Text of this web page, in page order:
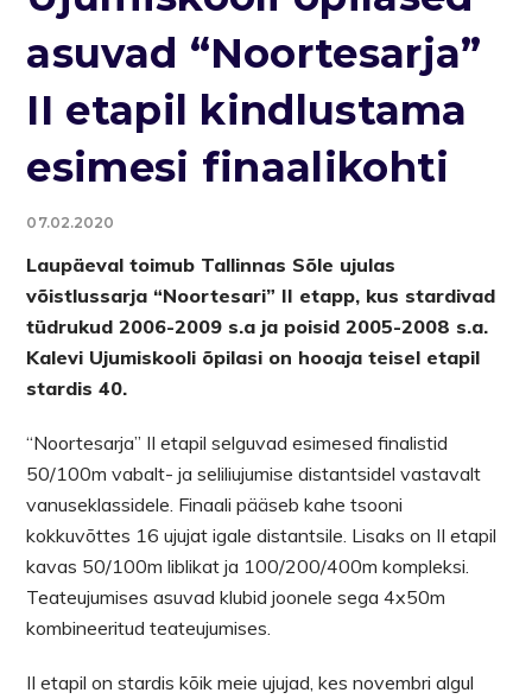
asuvad “Noortesarja”
II etapil kindlustama
esimesi finaalikohti
07.02.2020
Laupäeval toimub Tallinnas Sõle ujulas
võistlussarja “Noortesari” II etapp, kus stardivad
tüdrukud 2006-2009 s.a ja poisid 2005-2008 s.a.
Kalevi Ujumiskooli õpilasi on hooaja teisel etapil
stardis 40.
“Noortesarja” II etapil selguvad esimesed finalistid
50/100m vabalt- ja seliliujumise distantsidel vastavalt
vanuseklassidele. Finaali pääseb kahe tsooni
kokkuvõttes 16 ujujat igale distantsile. Lisaks on II etapil
kavas 50/100m liblikat ja 100/200/400m kompleksi.
Teateujumises asuvad klubid joonele sega 4x50m
kombineeritud teateujumises.
II etapil on stardis kõik meie ujujad, kes novembri algul